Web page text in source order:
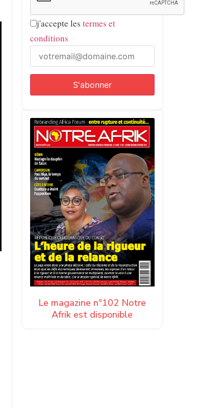
j'accepte les termes et
conditions
Le magazine n°102 Notre
Afrik est disponible